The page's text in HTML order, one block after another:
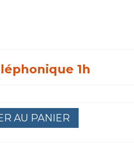
1h
AU PANIER